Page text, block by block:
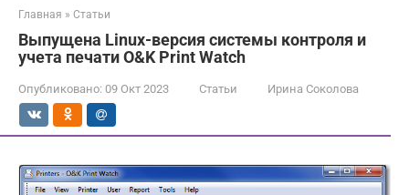
Главная » Статьи
Выпущена Linux-версия системы контроля и
учета печати O&K Print Watch
Опубликовано: 09 Окт 2023 Статьи Ирина Соколова